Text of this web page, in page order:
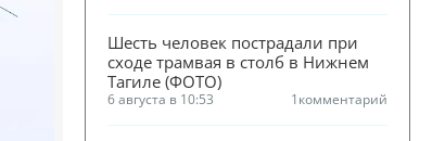
Шесть человек пострадали при
сходе трамвая в столб в Нижнем
Тагиле (ФОТО)
6 августа в 10:53 1комментарий